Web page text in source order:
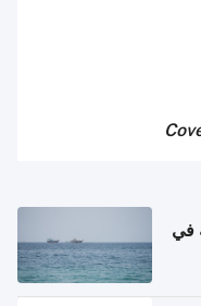
في